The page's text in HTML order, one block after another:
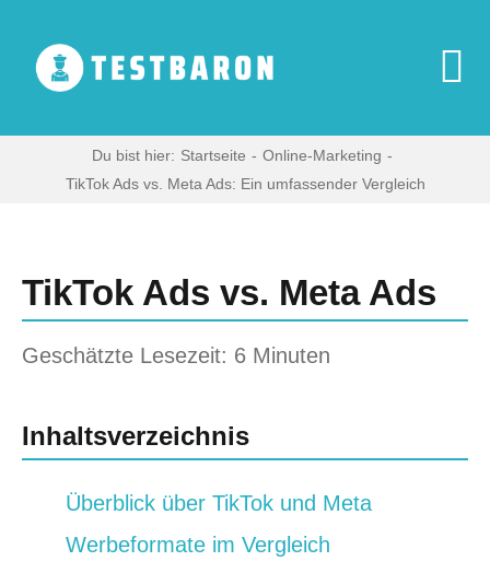
springen
Start
Du bist hier: Startseite
Online-Marketing
TikTok Ads vs. Meta Ads: Ein umfassender Vergleich
BildTikTok Ads vs. Meta Ads
Geschätzte Lesezeit: 6 Minuten
Inhaltsverzeichnis
Überblick über TikTok und Meta
Werbeformate im Vergleich